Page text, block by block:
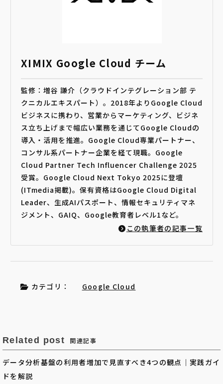
XIMIX Google Cloud チーム
監修：増谷 謙介（クラウドインテグレーション部 テ
クニカルエキスパート）。2018年よりGoogle Cloud
ビジネスに携わり、営業からマーケティング、ビジネ
ス立ち上げまで幅広い業務を通じてGoogle Cloudの
導入・活用を推進。Google Cloud専業パートナー、
コンサル系パートナー企業を経て現職。Google
Cloud Partner Tech Influencer Challenge 2025
受賞。Google Cloud Next Tokyo 2025に登壇
(ITmedia掲載)。保有資格はGoogle Cloud Digital
Leader、生成AIパスポート、情報セキュリティマネ
ジメント、GAIQ、Google教育者レベル1など。
この執筆者の記事一覧
カテゴリ： Google Cloud
Related post 関連記事
データ分析基盤の利用者増加で見直すべき4つの観点｜実践ガイ
ドを解説